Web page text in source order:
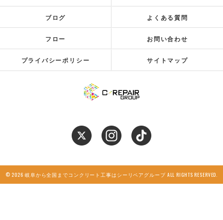
ブログ よくある質問
フロー お問い合わせ
プライバシーポリシー サイトマップ
© 2026 岐阜から全国までコンクリート工事はシーリペアグループ ALL RIGHTS RESERVED.